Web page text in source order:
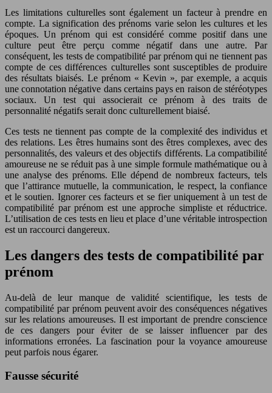
Les limitations culturelles sont également un facteur à prendre en
compte. La signification des prénoms varie selon les cultures et les
époques. Un prénom qui est considéré comme positif dans une
culture peut être perçu comme négatif dans une autre. Par
conséquent, les tests de compatibilité par prénom qui ne tiennent pas
compte de ces différences culturelles sont susceptibles de produire
des résultats biaisés. Le prénom « Kevin », par exemple, a acquis
une connotation négative dans certains pays en raison de stéréotypes
sociaux. Un test qui associerait ce prénom à des traits de
personnalité négatifs serait donc culturellement biaisé.
Ces tests ne tiennent pas compte de la complexité des individus et
des relations. Les êtres humains sont des êtres complexes, avec des
personnalités, des valeurs et des objectifs différents. La compatibilité
amoureuse ne se réduit pas à une simple formule mathématique ou à
une analyse des prénoms. Elle dépend de nombreux facteurs, tels
que l’attirance mutuelle, la communication, le respect, la confiance
et le soutien. Ignorer ces facteurs et se fier uniquement à un test de
compatibilité par prénom est une approche simpliste et réductrice.
L’utilisation de ces tests en lieu et place d’une véritable introspection
est un raccourci dangereux.
Les dangers des tests de compatibilité par
prénom
Au-delà de leur manque de validité scientifique, les tests de
compatibilité par prénom peuvent avoir des conséquences négatives
sur les relations amoureuses. Il est important de prendre conscience
de ces dangers pour éviter de se laisser influencer par des
informations erronées. La fascination pour la voyance amoureuse
peut parfois nous égarer.
Fausse sécurité